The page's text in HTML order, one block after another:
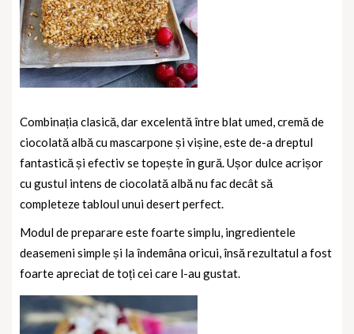
Combinația clasică, dar excelentă între blat umed, cremă de
ciocolată albă cu mascarpone și vișine, este de-a dreptul
fantastică și efectiv se topește în gură. Ușor dulce acrișor
cu gustul intens de ciocolată albă nu fac decât să
completeze tabloul unui desert perfect.
Modul de preparare este foarte simplu, ingredientele
deasemeni simple și la îndemâna oricui, însă rezultatul a fost
foarte apreciat de toți cei care l-au gustat.